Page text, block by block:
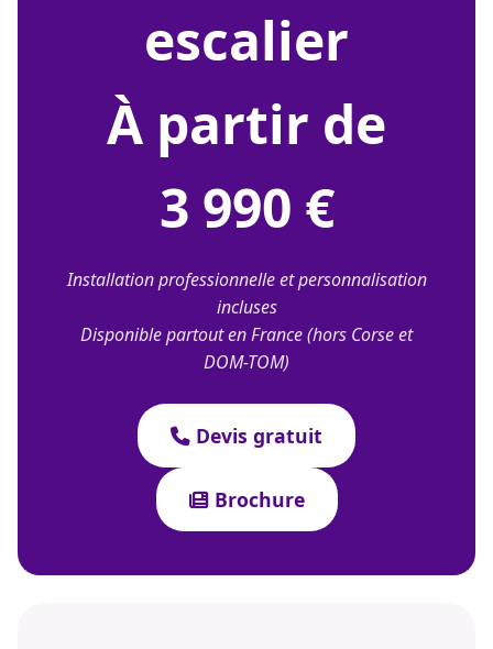
escalier
À partir de
3 990 €
Installation professionnelle et personnalisation
incluses
Disponible partout en France (hors Corse et
DOM-TOM)
Devis gratuit
Brochure